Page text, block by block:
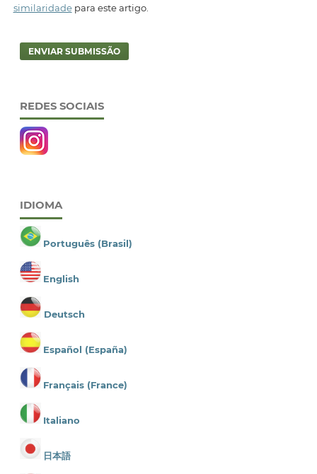
similaridadepara este artigo.
ENVIAR SUBMISSÃO
REDES SOCIAIS
IDIOMA
Português (Brasil)
English
Deutsch
Español (España)
Français (France)
Italiano
日本語